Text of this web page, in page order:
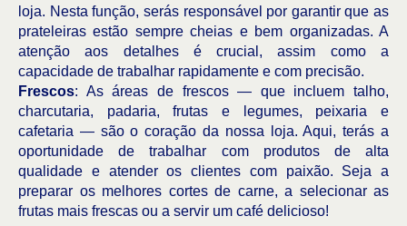
loja. Nesta função, serás responsável por garantir que as
prateleiras estão sempre cheias e bem organizadas. A
atenção aos detalhes é crucial, assim como a
capacidade de trabalhar rapidamente e com precisão.
Frescos: As áreas de frescos — que incluem talho,
charcutaria, padaria, frutas e legumes, peixaria e
cafetaria — são o coração da nossa loja. Aqui, terás a
oportunidade de trabalhar com produtos de alta
qualidade e atender os clientes com paixão. Seja a
preparar os melhores cortes de carne, a selecionar as
frutas mais frescas ou a servir um café delicioso!